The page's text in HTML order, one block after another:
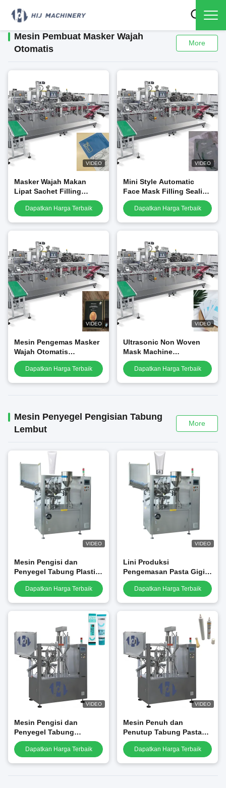
Mesin Pembuat Masker Wajah
Otomatis
More
VIDEO
Masker Wajah Makan
Lipat Sachet Filling
Machine 70packs / Min
Dapatkan Harga Terbaik
VIDEO
Mini Style Automatic
Face Mask Filling Sealing
Machine 50packs / Min
Dapatkan Harga Terbaik
VIDEO
Mesin Pengemas Masker
Wajah Otomatis
Kecepatan Tinggi 80g /
M2 Spunlace
Dapatkan Harga Terbaik
VIDEO
Ultrasonic Non Woven
Mask Machine
Kecantikan Wajah Lipat
WajahDapatkan Harga Terbaik
Mesin Penyegel Pengisian Tabung
Lembut
More
VIDEO
Mesin Pengisi dan
Penyegel Tabung Plastik
Otomatis untuk Mesin
Pengemas Tabung
Tangan/Gel Pembersih
Dapatkan Harga Terbaik
VIDEO
Lini Produksi
Pengemasan Pasta Gigi
Otomatis Mesin Penyegel
Pengisian Tabung Pasta
Tabung Lembut Krim
Dapatkan Harga Terbaik
VIDEO
Mesin Pengisi dan
Penyegel Tabung
Kosmetik Otomatis untuk
Losion Kosmetik, Gel
Dapatkan Harga Terbaik
VIDEO
Mesin Penuh dan
Penutup Tabung Pasta
Gigi Laminasi Kecepatan
Tinggi Otomatis
Dapatkan Harga Terbaik